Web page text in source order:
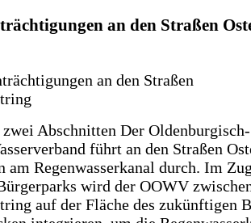
an den Straßen
Abschnitten Der Oldenburgisch-
führt an den Straßen
am Regenwasserkanal durch. Im
wird der OOWV
auf der Fläche des zukünftigen